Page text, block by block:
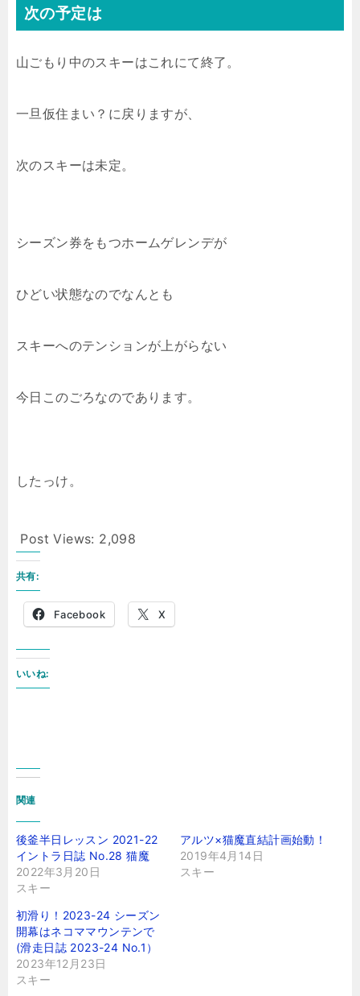
次の予定は
山ごもり中のスキーはこれにて終了。
一旦仮住まい？に戻りますが、
次のスキーは未定。
シーズン券をもつホームゲレンデが
ひどい状態なのでなんとも
スキーへのテンションが上がらない
今日このごろなのであります。
したっけ。
Post Views: 2,098
共有:
Facebook X
いいね:
関連
後釜半日レッスン 2021-22
イントラ日誌 No.28 猫魔
2022年3月20日
スキー
アルツ×猫魔直結計画始動！
2019年4月14日
スキー
初滑り！2023-24 シーズン
開幕はネコママウンテンで
(滑走日誌 2023-24 No.1）
2023年12月23日
スキー